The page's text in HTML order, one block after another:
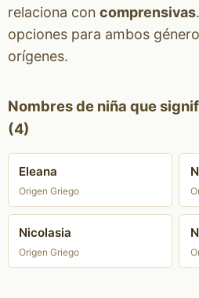
relaciona con comprensivas
opciones para ambos
orígenes.
Nombres de niña que
(4)
Eleana
Origen Griego
Nicolasia
Origen Griego